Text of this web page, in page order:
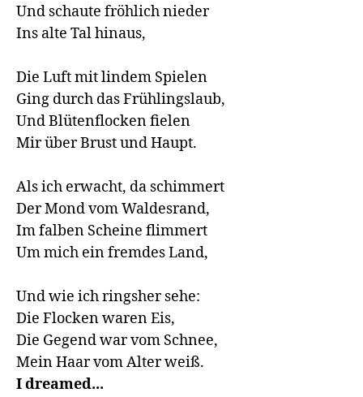
Und schaute fröhlich nieder
Ins alte Tal hinaus,
Die Luft mit lindem Spielen
Ging durch das Frühlingslaub,
Und Blütenflocken fielen
Mir über Brust und Haupt.
Als ich erwacht, da schimmert
Der Mond vom Waldesrand,
Im falben Scheine flimmert
Um mich ein fremdes Land,
Und wie ich ringsher sehe:
Die Flocken waren Eis,
Die Gegend war vom Schnee,
Mein Haar vom Alter weiß.
I dreamed...